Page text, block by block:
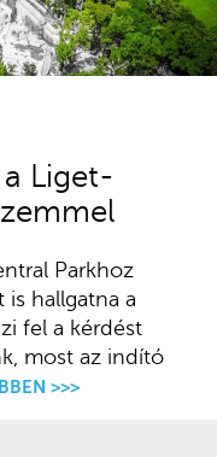
Liget-
Parkhoz
hallgatna a
fel a kérdést
most az indító
>>>